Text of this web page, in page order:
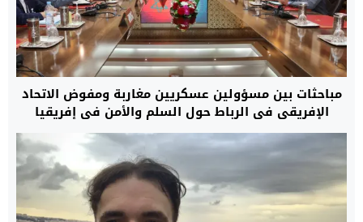
مباحثات بين مسؤولين عسكريين مغاربة ومفوض الاتحاد
الإفريقي في الرباط حول السلم والأمن في إفريقيا